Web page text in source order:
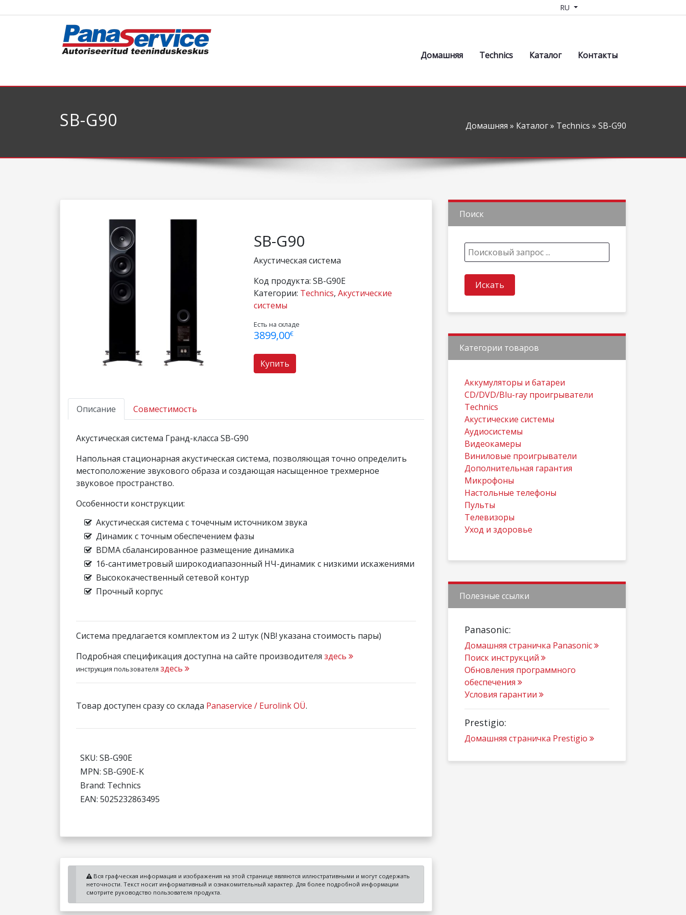
RU
Домашняя Technics Каталог Контакты
SB-G90 Домашняя » Каталог» Technics » SB-G90
SB-G90
Акустическая система
Код продукта: SB-G90E
Категории: Technics, Акустические
системы
Есть на складе
3899,00€
Купить
Описание Совместимость
Акустическая система Гранд-класса SB-G90
Напольная стационарная акустическая система, позволяющая точно определить
местоположение звукового образа и создающая насыщенное трехмерное
звуковое пространство.
Особенности конструкции:
Акустическая система с точечным источником звука
Динамик с точным обеспечением фазы
BDMA сбалансированное размещение динамика
16-сантиметровый широкодиапазонный НЧ-динамик с низкими искажениями
Высококачественный сетевой контур
Прочный корпус
Система предлагается комплектом из 2 штук (NB! указана стоимость пары)
Подробная спецификация доступна на сайте производителя здесь
инструкция пользователя здесь
Товар доступен сразу со склада Panaservice / Eurolink OÜ.
SKU: SB-G90E
MPN: SB-G90E-K
Brand: Technics
EAN: 5025232863495
Вся графческая информация и изображения на этой странице являются иллюстративными и могут содержать
неточности. Текст носит информативный и ознакомительный характер. Для более подробной информации
смотрите руководство пользователя продукта.
Поиск
Категории товаров
Aккумуляторы и батареи
CD/DVD/Blu-ray проигрыватели
Technics
Акустические системы
Аудиосистемы
Видеокамеры
Виниловые проигрыватели
Дополнительная гарантия
Микрофоны
Настольные телефоны
Пульты
Телевизоры
Уход и здоровье
Полезные ссылки
Panasonic:
Домашняя страничка Panasonic
Поиск инструкций
Обновления программного
обеспечения
Условия гарантии
Prestigio:
Домашняя страничка Prestigio